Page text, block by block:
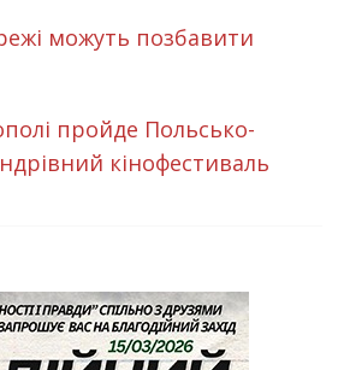
можуть позбавити
пройде Польсько-
кінофестиваль